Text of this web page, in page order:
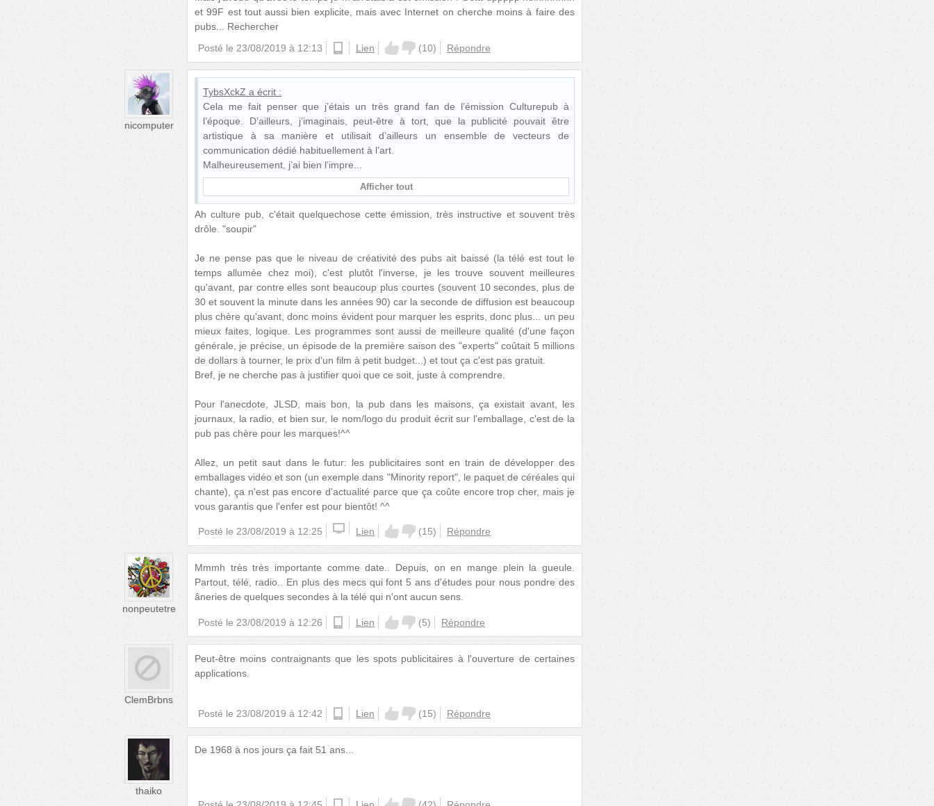
et 99F est tout aussi bien explicite, mais avec Internet on cherche moins à faire des
pubs... Rechercher
Posté le 23/08/2019 à 12:13 androidLien (10) Répondre
nicomputer
TybsXckZ a écrit :
Cela me fait penser que j’étais un très grand fan de l’émission Culturepub à
l’époque. D’ailleurs, j’imaginais, peut-être à tort, que la publicité pouvait être
artistique à sa manière et utilisait d’ailleurs un ensemble de vecteurs de
communication dédié habituellement à l’art.
Malheureusement, j’ai bien l’impre
Afficher tout
Ah culture pub, c'était quelquechose cette émission, très instructive et souvent très
drôle. "soupir"
Je ne pense pas que le niveau de créativité des pubs ait baissé (la télé est tout le
temps allumée chez moi), c'est plutôt l'inverse, je les trouve souvent meilleures
qu'avant, par contre elles sont beaucoup plus courtes (souvent 10 secondes, plus de
30 et souvent la minute dans les années 90) car la seconde de diffusion est beaucoup
plus chère qu'avant, donc moins évident pour marquer les esprits, donc plus... un peu
mieux faites, logique. Les programmes sont aussi de meilleure qualité (d'une façon
générale, je précise, un épisode de la première saison des "experts" coûtait 5 millions
de dollars à tourner, le prix d'un film à petit budget...) et tout ça c'est pas gratuit.
Bref, je ne cherche pas à justifier quoi que ce soit, juste à comprendre.
Pour l'anecdote, JLSD, mais bon, la pub dans les maisons, ça existait avant, les
journaux, la radio, et bien sur, le nom/logo du produit écrit sur l'emballage, c'est de la
pub pas chère pour les marques!^^
Allez, un petit saut dans le futur: les publicitaires sont en train de développer des
emballages vidéo et son (un exemple dans "Minority report", le paquet de céréales qui
chante), ça n'est pas encore d'actualité parce que ça coûte encore trop cher, mais je
vous garantis que l'enfer est pour bientôt! ^^
Posté le 23/08/2019 à 12:25 Lien (15) Répondre
nonpeutetre
Mmmh très très importante comme date.. Depuis, on en mange plein la gueule.
Partout, télé, radio.. En plus des mecs qui font 5 ans d'études pour nous pondre des
âneries de quelques secondes à la télé qui n'ont aucun sens.
Posté le 23/08/2019 à 12:26 androidLien (5) Répondre
ClemBrbns
Peut-être moins contraignants que les spots publicitaires à l'ouverture de certaines
applications.
Posté le 23/08/2019 à 12:42 androidLien (15) Répondre
thaiko
De 1968 à nos jours ça fait 51 ans...